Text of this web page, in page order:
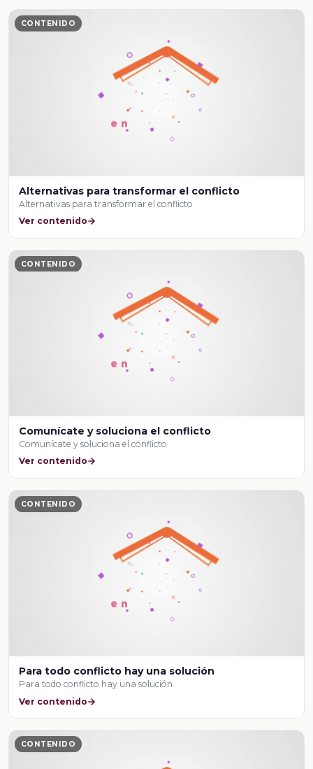
CONTENIDO
Alternativas para transformar el conflicto
Alternativas para transformar el conflicto
Ver contenido
CONTENIDO
Comunícate y soluciona el conflicto
Comunícate y soluciona el conflicto
Ver contenido
CONTENIDO
Para todo conflicto hay una solución
Para todo conflicto hay una solución
Ver contenido
CONTENIDO